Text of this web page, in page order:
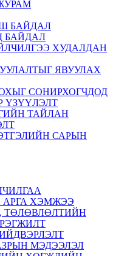
БАЙДАЛ
БАЙДАЛ
ХУДАЛДАН
ЯВУУЛАХ
СОНИРХОГЧДОД
ҮЗҮҮЛЭЛТ
ТАЙЛАН
САРЫН
ХЭМЖЭЭ
ТӨЛӨВЛӨЛТИЙН
МЭДЭЭЛЭЛ